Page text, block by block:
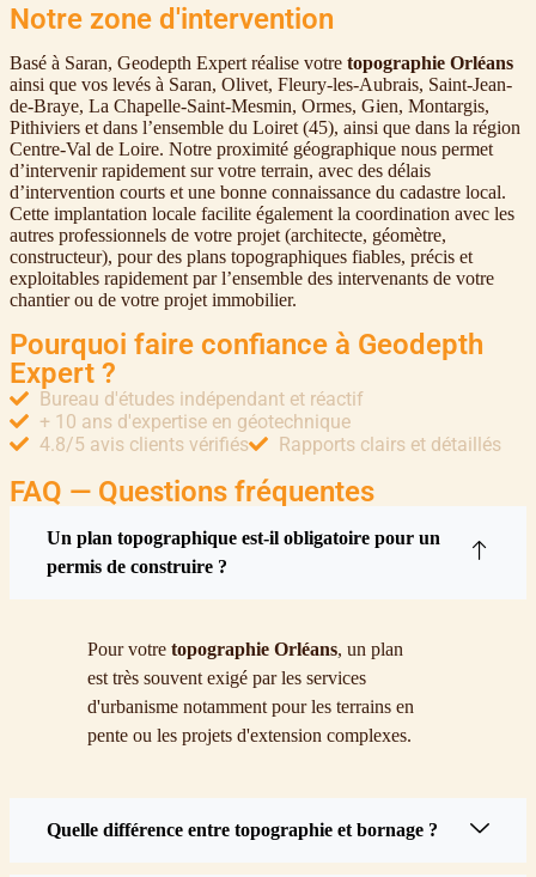
Notre zone d'intervention
Basé à Saran, Geodepth Expert réalise votre topographie Orléans
ainsi que vos levés à Saran, Olivet, Fleury-les-Aubrais, Saint-Jean-
de-Braye, La Chapelle-Saint-Mesmin, Ormes, Gien, Montargis,
Pithiviers et dans l’ensemble du Loiret (45), ainsi que dans la région
Centre-Val de Loire. Notre proximité géographique nous permet
d’intervenir rapidement sur votre terrain, avec des délais
d’intervention courts et une bonne connaissance du cadastre local.
Cette implantation locale facilite également la coordination avec les
autres professionnels de votre projet (architecte, géomètre,
constructeur), pour des plans topographiques fiables, précis et
exploitables rapidement par l’ensemble des intervenants de votre
chantier ou de votre projet immobilier.
Pourquoi faire confiance à Geodepth
Expert ?
Bureau d'études indépendant et réactif
+ 10 ans d'expertise en géotechnique
4.8/5 avis clients vérifiés
Rapports clairs et détaillés
FAQ — Questions fréquentes
Un plan topographique est-il obligatoire pour un
permis de construire ?
Pour votre topographie Orléans, un plan
est très souvent exigé par les services
d'urbanisme notamment pour les terrains en
pente ou les projets d'extension complexes.
Quelle différence entre topographie et bornage ?